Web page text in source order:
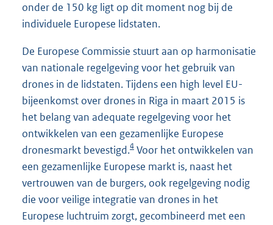
onder de 150 kg ligt op dit moment nog bij de
individuele Europese lidstaten.
De Europese Commissie stuurt aan op harmonisatie
van nationale regelgeving voor het gebruik van
drones in de lidstaten. Tijdens een high level EU-
bijeenkomst over drones in Riga in maart 2015 is
het belang van adequate regelgeving voor het
ontwikkelen van een gezamenlijke Europese
dronesmarkt bevestigd.4 Voor het ontwikkelen van
een gezamenlijke Europese markt is, naast het
vertrouwen van de burgers, ook regelgeving nodig
die voor veilige integratie van drones in het
Europese luchtruim zorgt, gecombineerd met een